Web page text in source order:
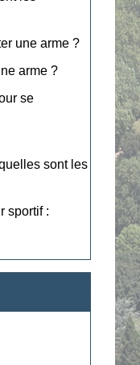
une arme ?
arme ?
se
sont les
sportif :